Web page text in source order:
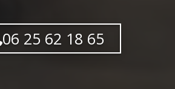
06 25 62 18 65